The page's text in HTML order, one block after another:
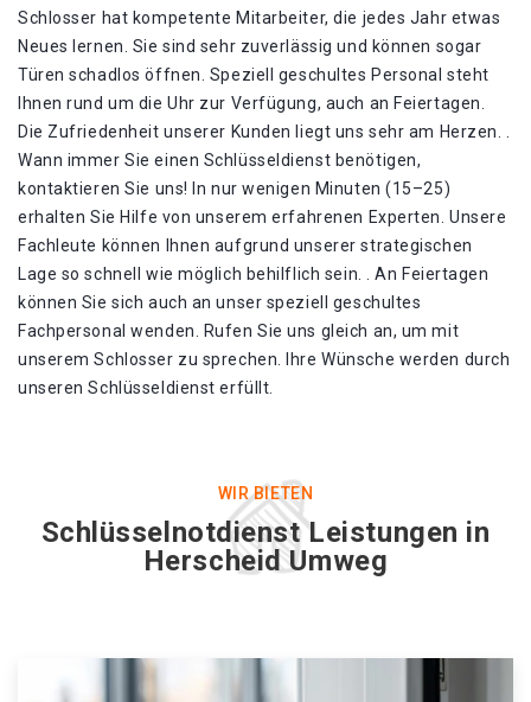
Schlosser hat kompetente Mitarbeiter, die jedes Jahr etwas
Neues lernen. Sie sind sehr zuverlässig und können sogar
Türen schadlos öffnen. Speziell geschultes Personal steht
Ihnen rund um die Uhr zur Verfügung, auch an Feiertagen.
Die Zufriedenheit unserer Kunden liegt uns sehr am Herzen. .
Wann immer Sie einen Schlüsseldienst benötigen,
kontaktieren Sie uns! In nur wenigen Minuten (15–25)
erhalten Sie Hilfe von unserem erfahrenen Experten. Unsere
Fachleute können Ihnen aufgrund unserer strategischen
Lage so schnell wie möglich behilflich sein. . An Feiertagen
können Sie sich auch an unser speziell geschultes
Fachpersonal wenden. Rufen Sie uns gleich an, um mit
unserem Schlosser zu sprechen. Ihre Wünsche werden durch
unseren Schlüsseldienst erfüllt.
WIR BIETEN
Schlüsselnotdienst Leistungen in
Herscheid Umweg